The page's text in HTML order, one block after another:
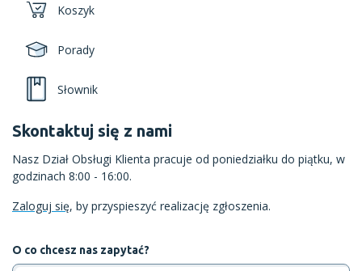
Koszyk
Porady
Słownik
Skontaktuj się z nami
Nasz Dział Obsługi Klienta pracuje od poniedziałku do piątku, w
godzinach 8:00 - 16:00.
Zaloguj się, by przyspieszyć realizację zgłoszenia.
O co chcesz nas zapytać?